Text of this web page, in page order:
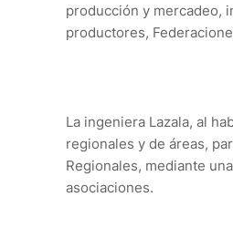
producción y mercadeo,
productores,
La ingeniera Lazala, al
regionales y de áreas,
Regionales, mediante
asociaciones.